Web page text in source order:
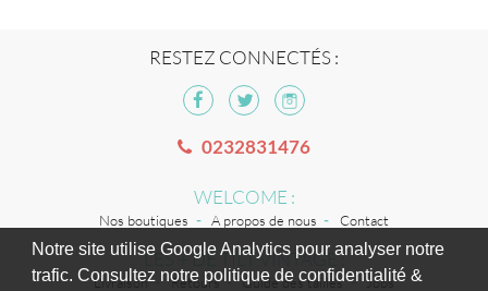
Notre site utilise Google Analytics pour analyser notre
trafic. Consultez notre politique de confidentialité &
RESTEZ CONNECTÉS :
0232831476
WELCOME :
Nos boutiques A propos de nous Contact
LES + DE TILT VINTAGE :
Livraison Retours Guide des tailles Jobs